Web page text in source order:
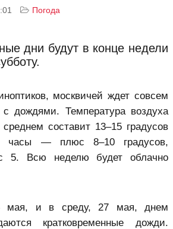
Погода
дни будут в конце недели
москвичей ждет совсем
дождями. Температура воздуха
составит 13–15 градусов
часы — плюс 8–10 градусов,
5. Всю неделю будет облачно
мая, и в среду, 27 мая, днем
кратковременные дожди.